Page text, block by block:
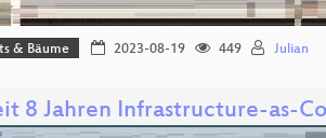
& Bäume 2023-08-19 449 Julian
8 Jahren Infrastructure-as-